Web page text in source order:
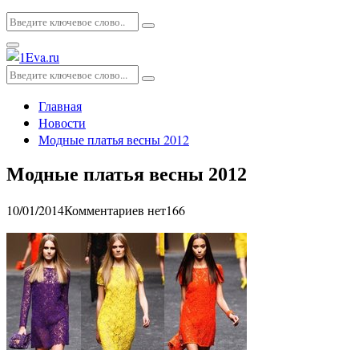
Искать:
Поиск
Основное
меню
Искать:
Поиск
Главная
Новости
Модные платья весны 2012
Модные платья весны 2012
10/01/2014Комментариев нет166